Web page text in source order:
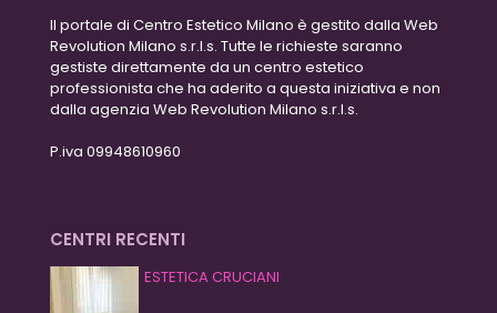
Il portale di Centro Estetico Milano è gestito dalla Web
Revolution Milano s.r.l.s. Tutte le richieste saranno
gestiste direttamente da un centro estetico
professionista che ha aderito a questa iniziativa e non
dalla agenzia Web Revolution Milano s.r.l.s.
P.iva 09948610960
CENTRI RECENTI
ESTETICA CRUCIANI